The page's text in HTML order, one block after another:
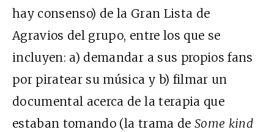
hay consenso) de la Gran Lista de
Agravios del grupo, entre los que se
incluyen: a) demandar a sus propios fans
por piratear su música y b) filmar un
documental acerca de la terapia que
estaban tomando (la trama de Some kind